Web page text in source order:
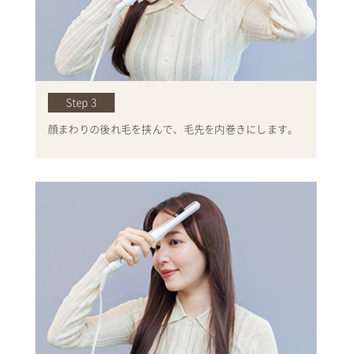
Step 3
顔まわりの後れ毛を挟んで、毛先を内巻きにします。